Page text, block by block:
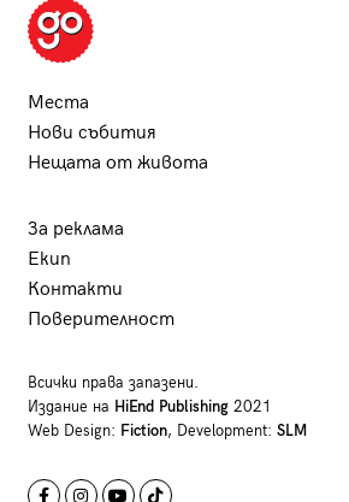
Места
Нови събития
Нещата от живота
За реклама
Екип
Контакти
Поверителност
Всички права запазени.
Издание на HiEnd Publishing2021
Web Design: Fiction, Development: SLM